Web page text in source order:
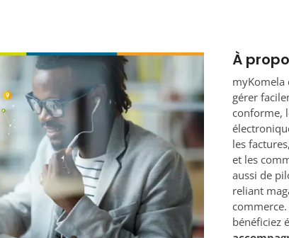
À
myKomela
gérer
conforme,
les
et les
aussi de
reliant
bénéficiez